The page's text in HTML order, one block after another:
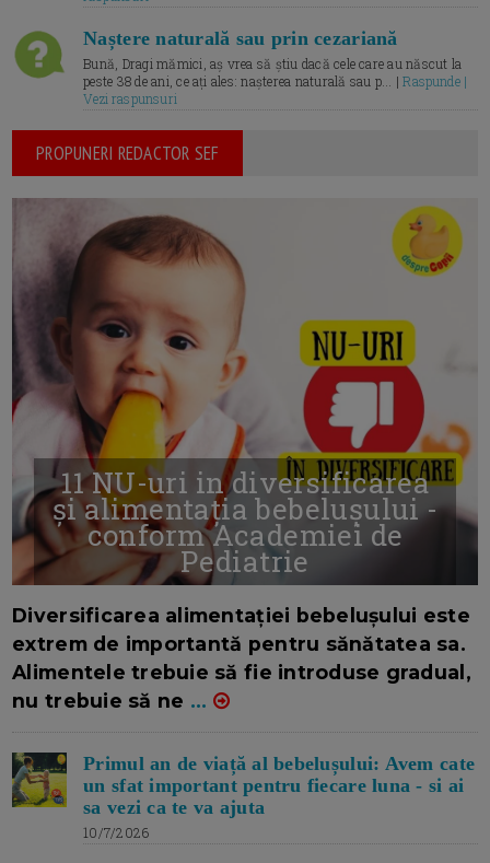
Naștere naturală sau prin cezariană
Bună, Dragi mămici, aș vrea să știu dacă cele care au născut la
peste 38 de ani, ce ați ales: nașterea naturală sau p... |Raspunde |
Vezi raspunsuri
PROPUNERI REDACTOR SEF
11 NU-uri in diversificarea
și alimentația bebelușului -
conform Academiei de
Pediatrie
Diversificarea alimentației bebelușului este
extrem de importantă pentru sănătatea sa.
Alimentele trebuie să fie introduse gradual,
nu trebuie să ne ...
Primul an de viață al bebelușului: Avem cate
un sfat important pentru fiecare luna - si ai
sa vezi ca te va ajuta
10/7/2026